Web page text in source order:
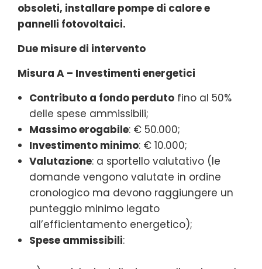
obsoleti, installare pompe di calore e
pannelli fotovoltaici.
Due misure di intervento
Misura A – Investimenti energetici
Contributo a fondo perduto fino al 50%
delle spese ammissibili;
Massimo erogabile: € 50.000;
Investimento minimo: € 10.000;
Valutazione: a sportello valutativo (le
domande vengono valutate in ordine
cronologico ma devono raggiungere un
punteggio minimo legato
all’efficientamento energetico);
Spese ammissibili: